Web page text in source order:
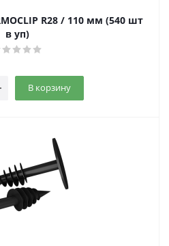
R28 / 110 мм (540 шт
в уп)
В корзину